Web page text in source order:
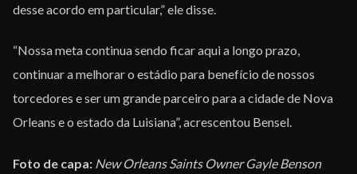
desse acordo em particular,” ele disse.
“Nossa meta continua sendo ficar aqui a longo prazo,
continuar a melhorar o estádio para benefício de nossos
torcedores e ser um grande parceiro para a cidade de Nova
Orleans e o estado da Luisiana”, acrescentou Bensel.
Foto de capa: New Orleans Saints Owner Gayle Benson